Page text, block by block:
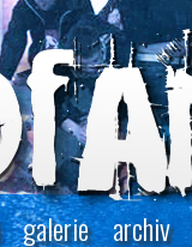
galerie archiv